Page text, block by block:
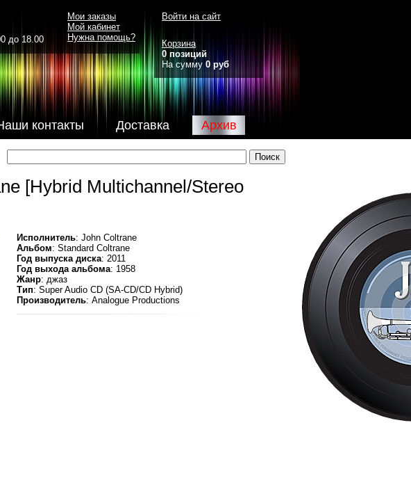
до 18.00
контакты Доставка Архив
Мои заказы
Мой кабинет
Нужна помощь?
Войти на сайт
Корзина
0 позиций
На сумму 0 руб
[Hybrid Multichannel/Stereo
Исполнитель: John Coltrane
Альбом: Standard Coltrane
Год выпуска диска: 2011
Год выхода альбома: 1958
Жанр: джаз
Тип: Super Audio CD (SA-CD/CD Hybrid)
Производитель: Analogue Productions